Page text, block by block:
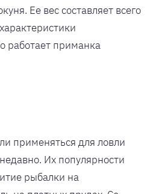
Ее вес составляет всего
работает приманка
применяться для ловли
Их популярности
рыбалки на